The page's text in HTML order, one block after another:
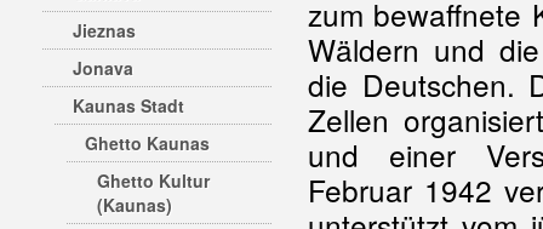
Jieznas
Jonava
Kaunas Stadt
Ghetto Kaunas
Ghetto Kultur
(Kaunas)
zum bewaffnete
Wäldern und
die Deutschen.
Zellen
und einer
Februar 1942